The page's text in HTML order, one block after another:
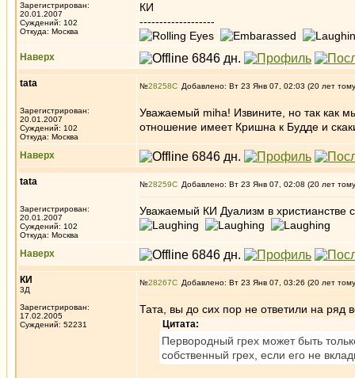
Зарегистрирован:
20.01.2007
Суждений: 102
Откуда: Москва
КИ
-------------------
Наверх
tata
Зарегистрирован:
20.01.2007
Суждений: 102
Откуда: Москва
№28258 Добавлено: Вт 23 Янв 07, 02:03 (20 лет
Уважаемый miha! Извините, но так как
отношение имеет Кришна к Будде и
Наверх
tata
Зарегистрирован:
20.01.2007
Суждений: 102
Откуда: Москва
№28259 Добавлено: Вт 23 Янв 07, 02:08 (20 лет
Уважаемый КИ Дуализм в христианстве
Наверх
КИ
3Д
Зарегистрирован:
17.02.2005
Суждений: 52231
№28267 Добавлено: Вт 23 Янв 07, 03:26 (20 лет
Тата, вы до сих пор не ответили на ряд
Цитата:
Первородный грех может быть
собственный грех, если его не